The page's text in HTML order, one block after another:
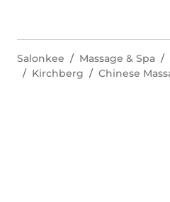
Salonkee Massage & Spa
Kirchberg
Chinese